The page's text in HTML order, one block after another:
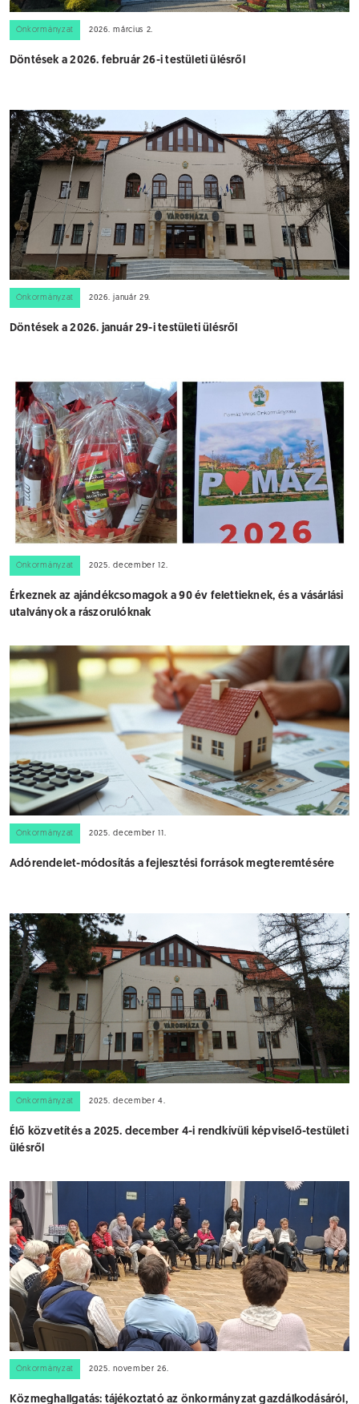
Önkormányzat 2026. március 2.
Döntések a 2026. február 26-i testületi ülésről
Önkormányzat 2026. január 29.
Döntések a 2026. január 29-i testületi ülésről
Önkormányzat 2025. december 12.
Érkeznek az ajándékcsomagok a 90 év felettieknek, és a vásárlási
utalványok a rászorulóknak
Önkormányzat 2025. december 11.
Adórendelet-módosítás a fejlesztési források megteremtésére
Önkormányzat 2025. december 4.
Élő közvetítés a 2025. december 4-i rendkívüli képviselő-testületi
ülésről
Önkormányzat 2025. november 26.
Közmeghallgatás: tájékoztató az önkormányzat gazdálkodásáról,